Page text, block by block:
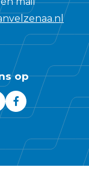
heeft
bij
werkgever
op